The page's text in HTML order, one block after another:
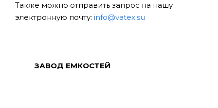
Также можно отправить запрос на нашу
электронную почту: info@vatex.su
ЗАВОД ЕМКОСТЕЙ